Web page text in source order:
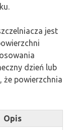
jest
dzień lub
że powierzchnia
Opis